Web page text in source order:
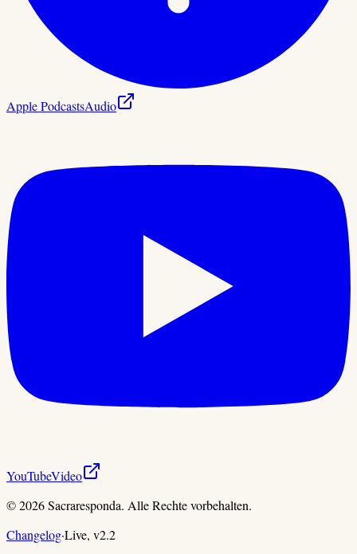
Apple PodcastsAudio
YouTubeVideo
©2026Sacraresponda. Alle Rechte vorbehalten.
Changelog·Live, v2.2